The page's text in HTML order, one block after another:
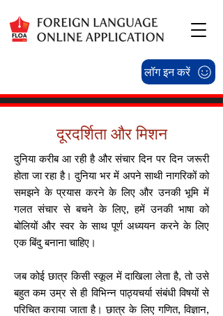
लॉग इन करें
दूरदर्शिता और मिशन
दुनिया करीब आ रही है और संचार दिन पर दिन जरूरी
होता जा रहा है। दुनिया भर में अपने साथी नागरिकों को
समझने के प्रयास करने के लिए और उनकी भूमि में
गलत संचार से बचने के लिए, हमें उनकी भाषा को
बोलियों और स्वर के साथ पूर्ण अध्ययन करने के लिए
एक बिंदु बनाना चाहिए।
जब कोई छात्र किसी स्कूल में दाखिला लेता है, तो उसे
बहुत कम उम्र से ही विभिन्न पाठ्यचर्या संबंधी विषयों से
परिचित कराया जाता है। छात्र के लिए गणित, विज्ञान,